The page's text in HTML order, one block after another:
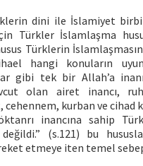
dini ile İslamiyet
Türkler İslamlaşma
Türklerin
hangi konuların
gibi tek bir Allah’a
olan airet inancı,
cehennem, kurban ve cihad
inancına sahip
(s.121) bu
etmeye iten temel